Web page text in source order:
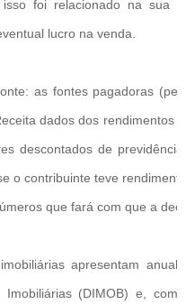
foi relacionado na sua
lucro na venda.
as fontes pagadoras
dados dos rendimentos
descontados de
o contribuinte teve
que fará com que a
apresentam
Imobiliárias (DIMOB) e, com